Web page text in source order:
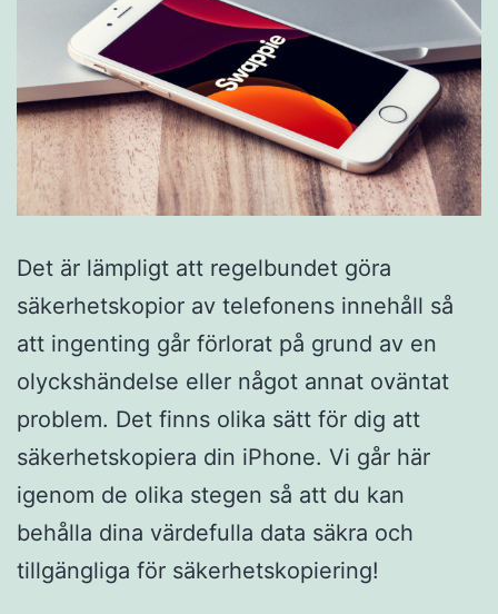
Det är lämpligt att regelbundet göra
säkerhetskopior av telefonens innehåll så
att ingenting går förlorat på grund av en
olyckshändelse eller något annat oväntat
problem. Det finns olika sätt för dig att
säkerhetskopiera din iPhone. Vi går här
igenom de olika stegen så att du kan
behålla dina värdefulla data säkra och
tillgängliga för säkerhetskopiering!